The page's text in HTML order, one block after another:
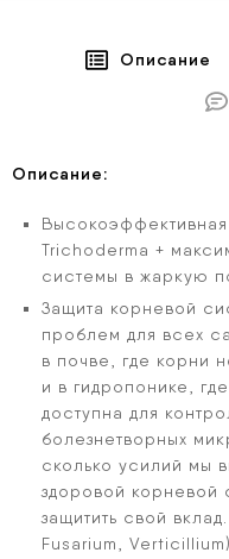
Описание
Описание:
Trichoderma +
системы в жаркую
Защита корневой
проблем для всех
в почве, где корни
и в гидропонике,
доступна для
болезнетворных
сколько усилий мы
здоровой корневой
защитить свой
Fusarium,